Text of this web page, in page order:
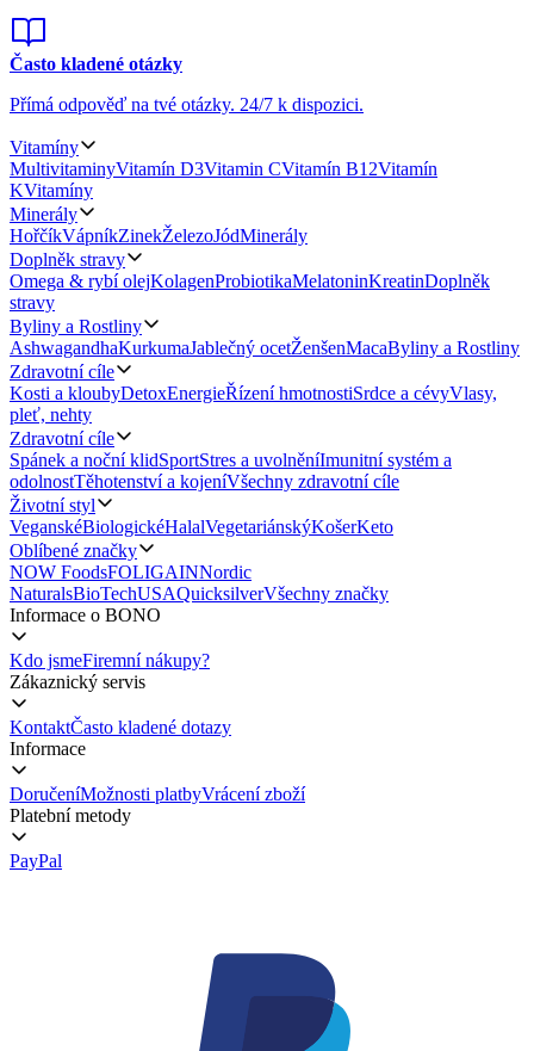
Často kladené otázky
Přímá odpověď na tvé otázky. 24/7 k dispozici.
Vitamíny
MultivitaminyVitamín D3Vitamin CVitamín B12Vitamín
KVitamíny
Minerály
HořčíkVápníkZinekŽelezoJódMinerály
Doplněk stravy
Omega & rybí olejKolagenProbiotikaMelatoninKreatinDoplněk
stravy
Byliny a Rostliny
AshwagandhaKurkumaJablečný ocetŽenšenMacaByliny a Rostliny
Zdravotní cíle
Kosti a kloubyDetoxEnergieŘízení hmotnostiSrdce a cévyVlasy,
pleť, nehty
Zdravotní cíle
Spánek a noční klidSportStres a uvolněníImunitní systém a
odolnostTěhotenství a kojeníVšechny zdravotní cíle
Životní styl
VeganskéBiologickéHalalVegetariánskýKošerKeto
Oblíbené značky
NOW FoodsFOLIGAINNordic
NaturalsBioTechUSAQuicksilverVšechny značky
Informace o BONO
Kdo jsmeFiremní nákupy?
Zákaznický servis
KontaktČasto kladené dotazy
Informace
DoručeníMožnosti platbyVrácení zboží
Platební metody
PayPal